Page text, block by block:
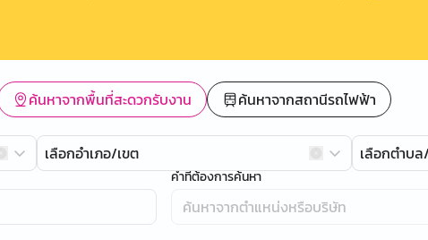
ค้นหาจากพื้นที่สะดวกรับงาน ค้นหาจากสถานีรถไฟฟ้า
เลือกอำเภอ/เขต เลือกตำบ
คำที่ต้องการค้นหา